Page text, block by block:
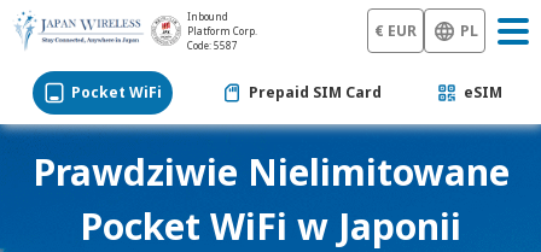
Inbound
Platform Corp.
Code: 5587
€ EUR PL
Pocket WiFi Prepaid SIM Card eSIM
Prawdziwie Nielimitowane
Pocket WiFi w Japonii